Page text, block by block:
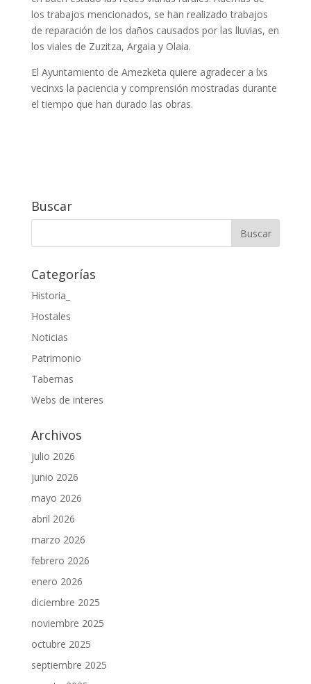
los trabajos mencionados, se han realizado trabajos
de reparación de los daños causados por las lluvias, en
los viales de Zuzitza, Argaia y Olaia.
El Ayuntamiento de Amezketa quiere agradecer a lxs
vecinxs la paciencia y comprensión mostradas durante
el tiempo que han durado las obras.
Buscar
Categorías
Historia_
Hostales
Noticias
Patrimonio
Tabernas
Webs de interes
Archivos
julio 2026
junio 2026
mayo 2026
abril 2026
marzo 2026
febrero 2026
enero 2026
diciembre 2025
noviembre 2025
octubre 2025
septiembre 2025